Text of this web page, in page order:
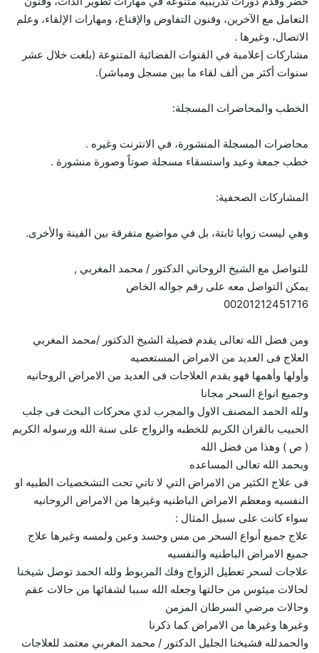
التعامل مع الآخرين، وفنون التفاوض والإقناع، ومهارات الإلقاء، وعلم
الاتصال، وغيرها .
مشاركات إعلامية في القنوات الفضائية المتنوعة (بلغت خلال عشر
سنوات أكثر من ألف لقاء ما بين مسجل ومباشر).
الخطب والمحاضرات المسجلة:
محاضرات المسجلة المنشورة، في الانترنت وغيره .
خطب جمعة وعيد واستسقاء مسجلة صوتاً وصورة منشورة .
المشاركات الصحفية:
وهي ليست زوايا ثابتة، بل في مواضيع متفرقة بين الفينة والأخرى.
للتواصل مع الشيخ الروحاني الدكتور / محمد المغربي ,
يمكن التواصل معه على رقم جواله الخاص
00201212451716
ومن فضل الله تعالى يقدم فضيلة الشيخ الدكتور /محمد المغربي
العلاج فى العديد من الامراض المستعصيه
وأولها وأهمها فهو يقدم العلاجات فى العديد من الامراض الروحانيه
وجميع انواع السحر مجانا
ولله الحمد المصنف الاول والمجرب لدي محركات البحث فى جلب
الحبيب بالقران الكريم للخطبه والزواج على سنة الله ورسوله الكريم
( ص ) وهذا من فضل الله
وبحمد الله تعالى المساعده
فى علاج الكثير من الامراض التي لا تاتي تحت التشخصيات الطبيه او
النفسيه ومعظم الامراض الباطنيه وغيرها من الامراض الروحانيه
سواء كانت على سبيل المثال :
علاج جميع أنواع السحر من مس وحسد وعين ولمسه وغيرها علاج
جميع الامراض الباطنيه والنفسيه
علاجات لسحر تعطيل الزواج وفك المربوط ولله الحمد توصل شيخنا
لحالات ميئوس من حالتها وجعله الله سببا لشفائها من حالات عقم
وحالات مرضي السرطان المزمن
وغيرها وغيرها من الامراض كما ذكرنا
والحمدلله فشيخنا الجليل الدكتور / محمد المغربي معتمد للعلاجات